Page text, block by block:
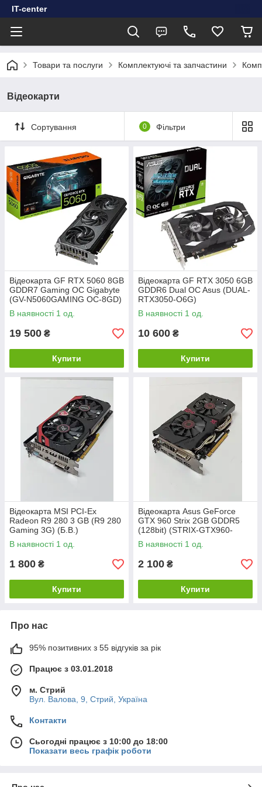
IT-center
Товари та послуги Комплектуючі та запчастини
Відеокарти
Сортування 0 Фільтри
Відеокарта GF RTX 5060 8GB
GDDR7 Gaming OC Gigabyte
(GV-N5060GAMING OC-8GD)
В наявності 1 од.
19 500 ₴
Купити
Відеокарта GF RTX 3050 6GB
GDDR6 Dual OC Asus (DUAL-
RTX3050-O6G)
В наявності 1 од.
10 600 ₴
Купити
Відеокарта MSI PCI-Ex
Radeon R9 280 3 GB (R9 280
Gaming 3G) (Б.В.)
В наявності 1 од.
1 800 ₴
Купити
Відеокарта Asus GeForce
GTX 960 Strix 2GB GDDR5
(128bit) (STRIX-GTX960-
DC2OC-2GD5) (Б.В.)
В наявності 1 од.
2 100 ₴
Купити
Про нас
95% позитивних з 55 відгуків за рік
Працює з 03.01.2018
м. Стрий
Вул. Валова, 9, Стрий, Україна
Контакти
Сьогодні працює з 10:00 до 18:00
Показати весь графік роботи